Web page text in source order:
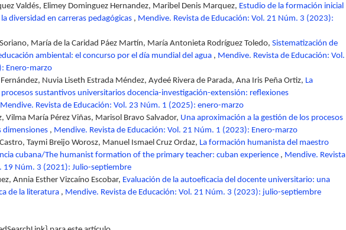
Valdés, Elimey Dominguez Hernandez, Maribel Denis Marquez, Estudio de la formación inicial
diversidad en carreras pedagógicas , Mendive. Revista de Educación: Vol. 21 Núm. 3 (2023):
María de la Caridad Páez Martín, María Antonieta Rodríguez Toledo, Sistematización de
ambiental: el concurso por el día mundial del agua , Mendive. Revista de Educación: Vol.
Enero-marzo
Nuvia Liseth Estrada Méndez, Aydeé Rivera de Parada, Ana Iris Peña Ortiz, La
sustantivos universitarios docencia-investigación-extensión: reflexiones
Mendive. Revista de Educación: Vol. 23 Núm. 1 (2025): enero-marzo
Vilma María Pérez Viñas, Marisol Bravo Salvador, Una aproximación a la gestión de los procesos
dimensiones , Mendive. Revista de Educación: Vol. 21 Núm. 1 (2023): Enero-marzo
Taymi Breijo Worosz, Manuel Ismael Cruz Ordaz, La formación humanista del maestro
cubana/The humanist formation of the primary teacher: cuban experience , Mendive. Revista
19 Núm. 3 (2021): Julio-septiembre
Annia Esther Vizcaíno Escobar, Evaluación de la autoeficacia del docente universitario: una
de la literatura , Mendive. Revista de Educación: Vol. 21 Núm. 3 (2023): julio-septiembre